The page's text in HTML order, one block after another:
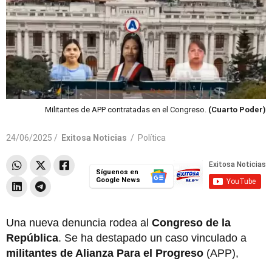
Militantes de APP contratadas en el Congreso. (Cuarto Poder)
24/06/2025 / Exitosa Noticias / Política
Síguenos en
Google News
Una nueva denuncia rodea al Congreso de la
República. Se ha destapado un caso vinculado a
militantes de Alianza Para el Progreso (APP),